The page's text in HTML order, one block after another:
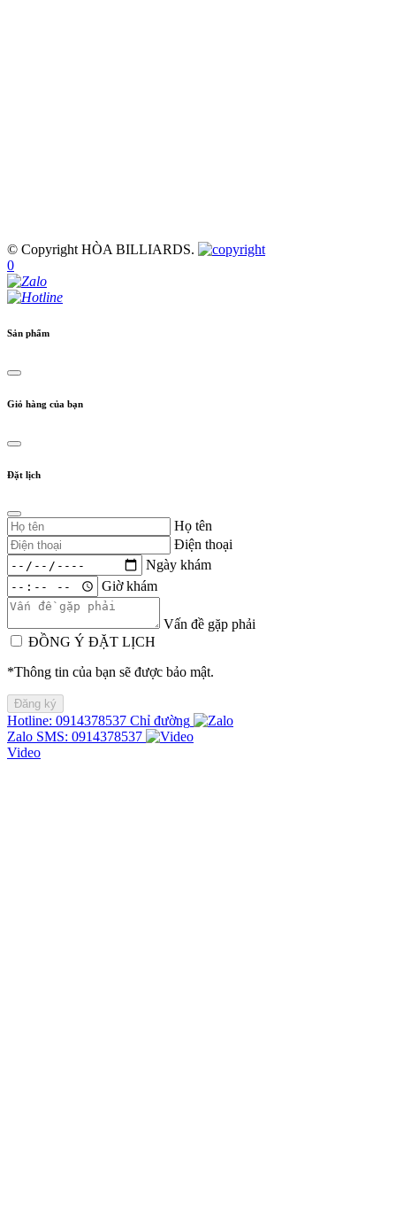
© Copyright HÒA BILLIARDS.
0
Sản phẩm
Giỏ hàng của bạn
Đặt lịch
Họ tên
Điện thoại
Ngày khám
Giờ khám
Vấn đề gặp phải
ĐỒNG Ý ĐẶT LỊCH
*Thông tin của bạn sẽ được bảo mật.
Hotline: 0914378537 Chỉ đường
Zalo SMS: 0914378537
Video